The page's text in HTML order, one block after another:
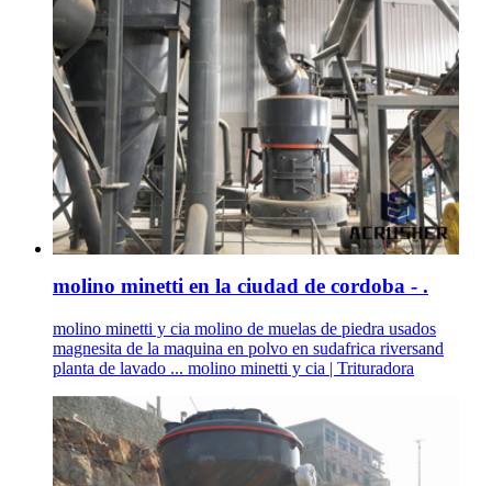
molino minetti en la ciudad de cordoba - .
molino minetti y cia molino de muelas de piedra usados
magnesita de la maquina en polvo en sudafrica riversand
planta de lavado ... molino minetti y cia | Trituradora